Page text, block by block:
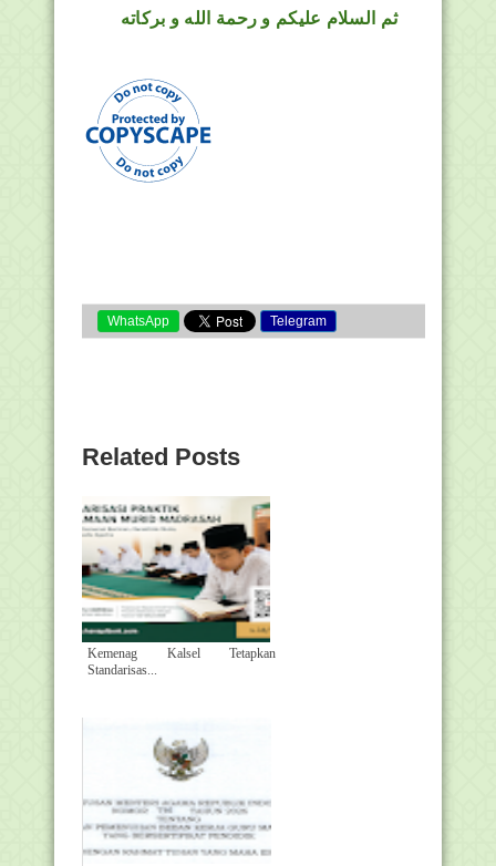
ثم السلام عليكم و رحمة الله و بركاته
WhatsApp Telegram
Related Posts
Kemenag Kalsel Tetapkan
Standarisas...